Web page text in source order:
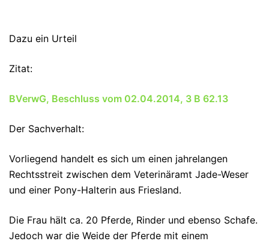
Dazu ein Urteil
Zitat:
BVerwG, Beschluss vom 02.04.2014, 3 B 62.13
Der Sachverhalt:
Vorliegend handelt es sich um einen jahrelangen
Rechtsstreit zwischen dem Veterinäramt Jade-Weser
und einer Pony-Halterin aus Friesland.
Die Frau hält ca. 20 Pferde, Rinder und ebenso Schafe.
Jedoch war die Weide der Pferde mit einem